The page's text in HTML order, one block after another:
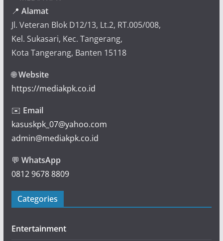
📍 Alamat
Jl. Veteran Blok D12/13, Lt.2, RT.005/008,
Kel. Sukasari, Kec. Tangerang,
Kota Tangerang, Banten 15118
🌐Website
https://mediakpk.co.id
✉️ Email
kasuskpk_07@yahoo.com
admin@mediakpk.co.id
💬 WhatsApp
0812 9678 8809
Categories
Entertainment